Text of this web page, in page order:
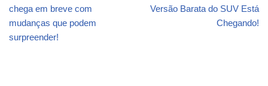
chega em breve com
mudanças que podem
surpreender!
Versão Barata do SUV Está
Chegando!